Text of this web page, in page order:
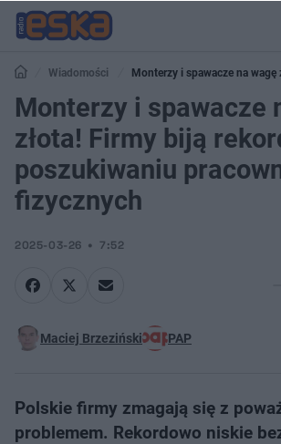
Wiadomości
Monterzy i spawacze na wagę
w poszukiwaniu pracowników fizycznych
Monterzy i spawacze
złota! Firmy biją
poszukiwaniu
fizycznych
2025-03-26 7:52
Maciej Brzeziński PAP
Polskie firmy zmagają się z
problemem. Rekordowo niskie